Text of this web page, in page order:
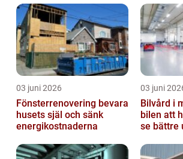
03 juni 2026
Fönsterrenovering bevara
husets själ och sänk
energikostnaderna
03 juni
Bilvård i
bilen att
se bättre